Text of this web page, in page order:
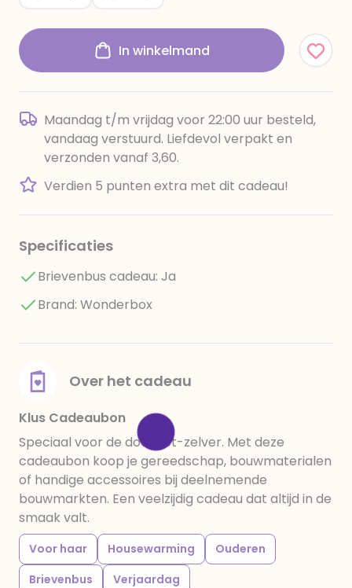
In winkelmand
Maandag t/m vrijdag voor 22:00 uur besteld,
vandaag verstuurd. Liefdevol verpakt en
verzonden vanaf 3,60.
Verdien 5 punten extra met dit cadeau!
Specificaties
Brievenbus cadeau: Ja
Brand: Wonderbox
Over het cadeau
Klus Cadeaubon
Speciaal voor de doe-het-zelver. Met deze
cadeaubon koop je gereedschap, bouwmaterialen
of handige accessoires bij deelnemende
bouwmarkten. Een veelzijdig cadeau dat altijd in de
smaak valt.
Voor haar Housewarming
Ouderen
Brievenbus
Verjaardag